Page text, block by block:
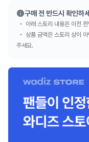
구매 전 반드시 확인하
아래 스토리 내용은 이전
상품 금액은 스토리 상이
주세요.